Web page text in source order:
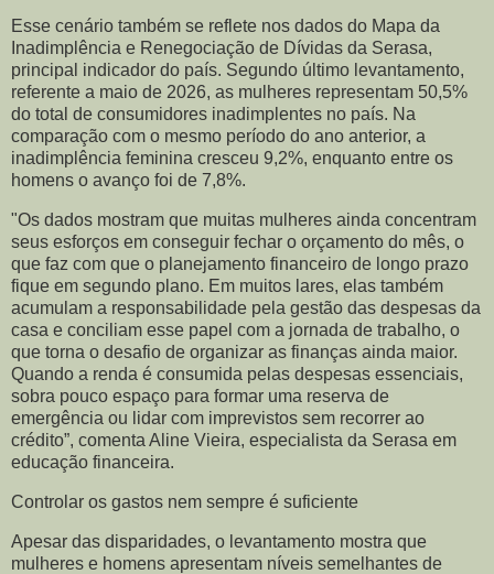
Esse cenário também se reflete nos dados do Mapa da
Inadimplência e Renegociação de Dívidas da Serasa,
principal indicador do país. Segundo último levantamento,
referente a maio de 2026, as mulheres representam 50,5%
do total de consumidores inadimplentes no país. Na
comparação com o mesmo período do ano anterior, a
inadimplência feminina cresceu 9,2%, enquanto entre os
homens o avanço foi de 7,8%.
"Os dados mostram que muitas mulheres ainda concentram
seus esforços em conseguir fechar o orçamento do mês, o
que faz com que o planejamento financeiro de longo prazo
fique em segundo plano. Em muitos lares, elas também
acumulam a responsabilidade pela gestão das despesas da
casa e conciliam esse papel com a jornada de trabalho, o
que torna o desafio de organizar as finanças ainda maior.
Quando a renda é consumida pelas despesas essenciais,
sobra pouco espaço para formar uma reserva de
emergência ou lidar com imprevistos sem recorrer ao
crédito”, comenta Aline Vieira, especialista da Serasa em
educação financeira.
Controlar os gastos nem sempre é suficiente
Apesar das disparidades, o levantamento mostra que
mulheres e homens apresentam níveis semelhantes de